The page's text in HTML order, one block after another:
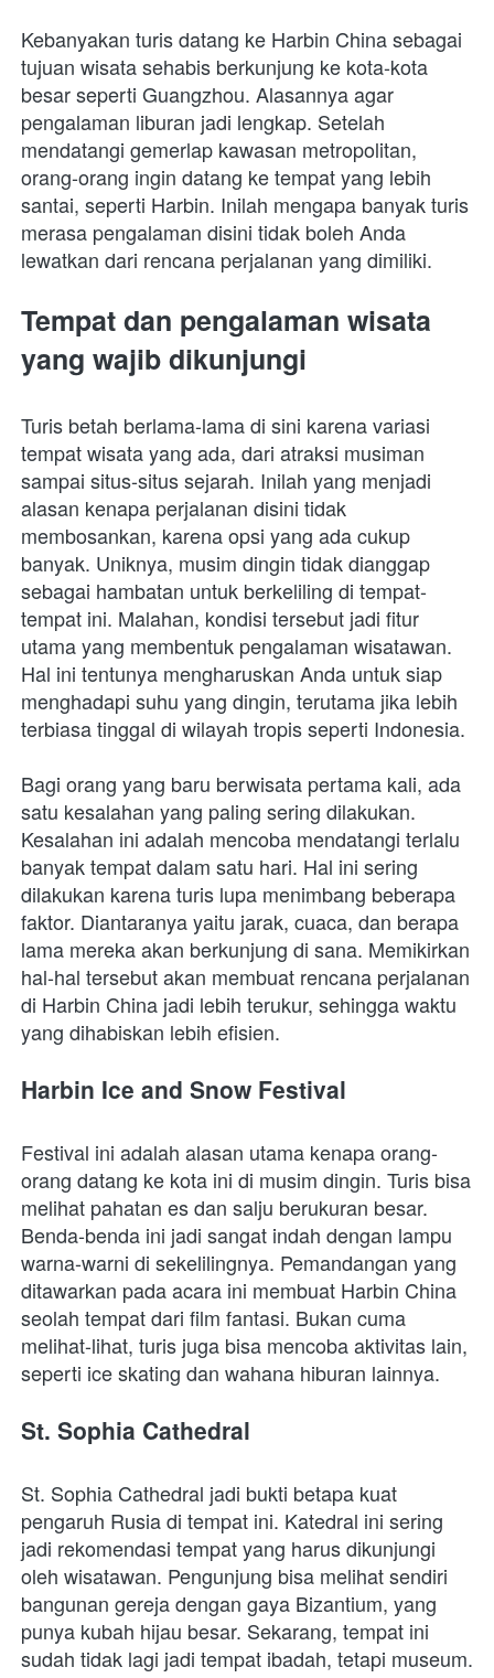
Kebanyakan turis datang ke Harbin China sebagai
tujuan wisata sehabis berkunjung ke kota-kota
besar seperti Guangzhou. Alasannya agar
pengalaman liburan jadi lengkap. Setelah
mendatangi gemerlap kawasan metropolitan,
orang-orang ingin datang ke tempat yang lebih
santai, seperti Harbin. Inilah mengapa banyak turis
merasa pengalaman disini tidak boleh Anda
lewatkan dari rencana perjalanan yang dimiliki.
Tempat dan pengalaman wisata
yang wajib dikunjungi
Turis betah berlama-lama di sini karena variasi
tempat wisata yang ada, dari atraksi musiman
sampai situs-situs sejarah. Inilah yang menjadi
alasan kenapa perjalanan disini tidak
membosankan, karena opsi yang ada cukup
banyak. Uniknya, musim dingin tidak dianggap
sebagai hambatan untuk berkeliling di tempat-
tempat ini. Malahan, kondisi tersebut jadi fitur
utama yang membentuk pengalaman wisatawan.
Hal ini tentunya mengharuskan Anda untuk siap
menghadapi suhu yang dingin, terutama jika lebih
terbiasa tinggal di wilayah tropis seperti Indonesia.
Bagi orang yang baru berwisata pertama kali, ada
satu kesalahan yang paling sering dilakukan.
Kesalahan ini adalah mencoba mendatangi terlalu
banyak tempat dalam satu hari. Hal ini sering
dilakukan karena turis lupa menimbang beberapa
faktor. Diantaranya yaitu jarak, cuaca, dan berapa
lama mereka akan berkunjung di sana. Memikirkan
hal-hal tersebut akan membuat rencana perjalanan
di Harbin China jadi lebih terukur, sehingga waktu
yang dihabiskan lebih efisien.
Harbin Ice and Snow Festival
Festival ini adalah alasan utama kenapa orang-
orang datang ke kota ini di musim dingin. Turis bisa
melihat pahatan es dan salju berukuran besar.
Benda-benda ini jadi sangat indah dengan lampu
warna-warni di sekelilingnya. Pemandangan yang
ditawarkan pada acara ini membuat Harbin China
seolah tempat dari film fantasi. Bukan cuma
melihat-lihat, turis juga bisa mencoba aktivitas lain,
seperti ice skating dan wahana hiburan lainnya.
St. Sophia Cathedral
St. Sophia Cathedral jadi bukti betapa kuat
pengaruh Rusia di tempat ini. Katedral ini sering
jadi rekomendasi tempat yang harus dikunjungi
oleh wisatawan. Pengunjung bisa melihat sendiri
bangunan gereja dengan gaya Bizantium, yang
punya kubah hijau besar. Sekarang, tempat ini
sudah tidak lagi jadi tempat ibadah, tetapi museum.